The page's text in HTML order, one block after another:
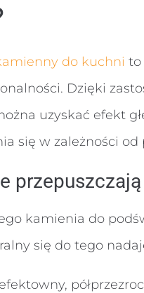
do kuchni to
Dzięki
uzyskać efekt
się w zależności
kamienia do
się do tego